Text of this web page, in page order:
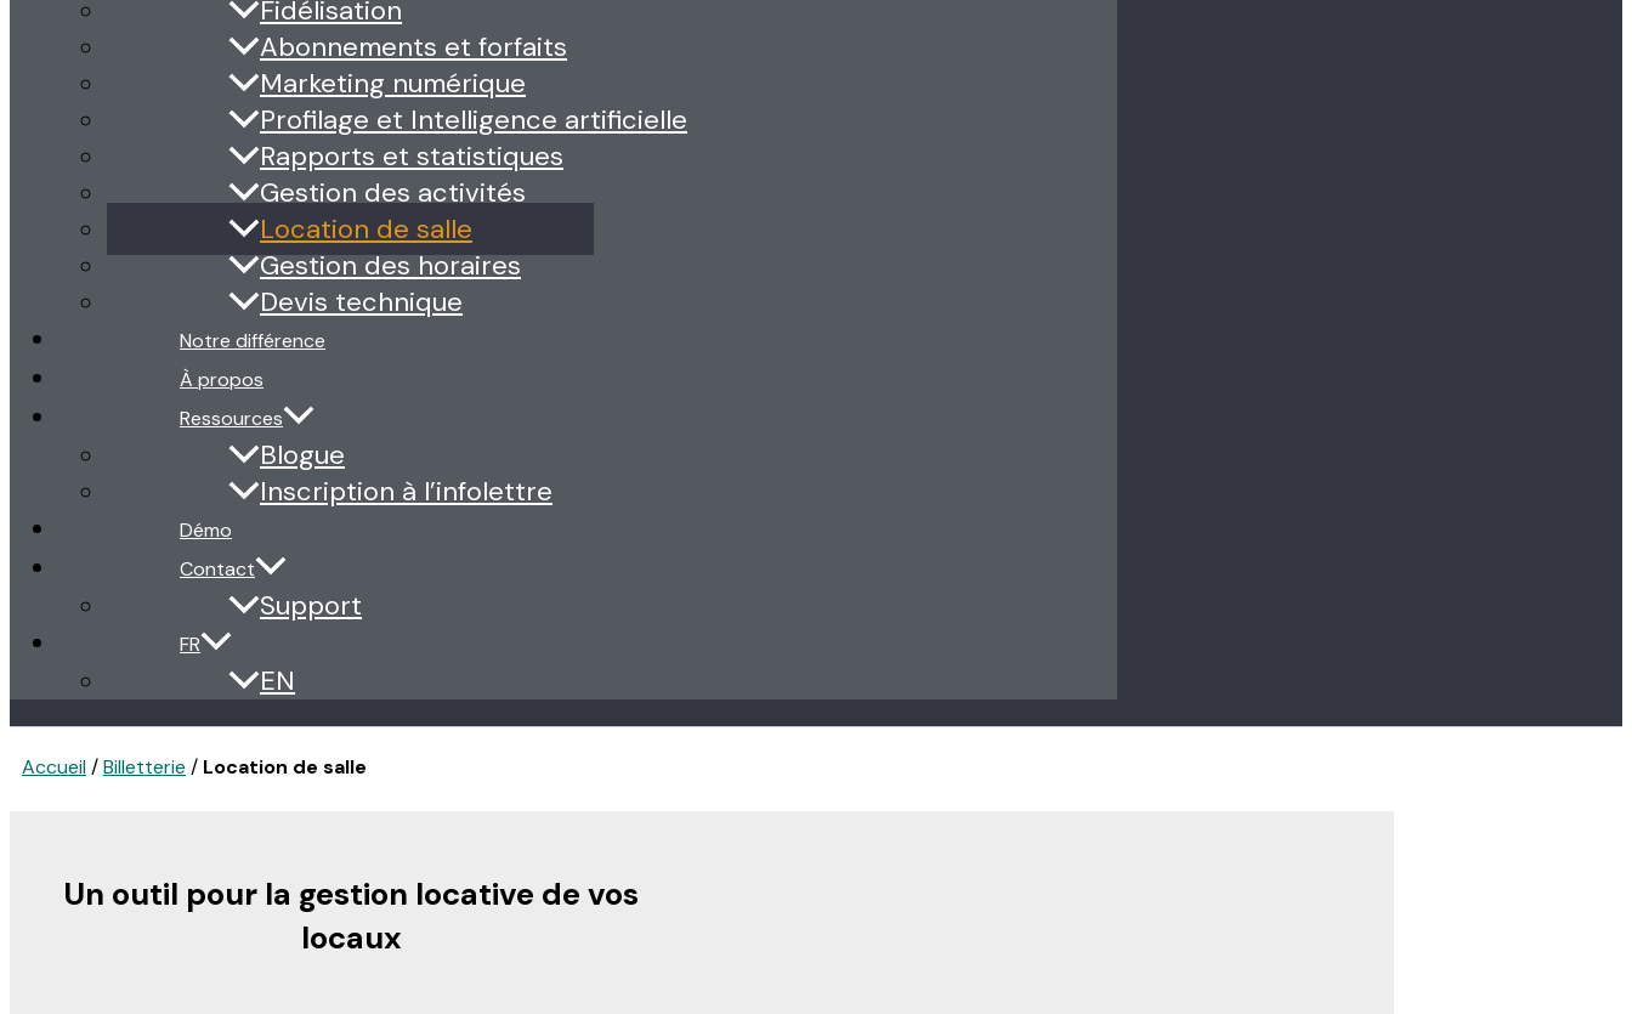
Fidélisation
Abonnements et forfaits
Marketing numérique
Profilage et Intelligence artificielle
Rapports et statistiques
Gestion des activités
Location de salle
Gestion des horaires
Devis technique
Notre différence
À propos
Ressources
Blogue
Inscription à l’infolettre
Démo
Contact
Support
FR
EN
Accueil/Billetterie / Location de salle
Un outil pour la gestion locative de vos
locaux